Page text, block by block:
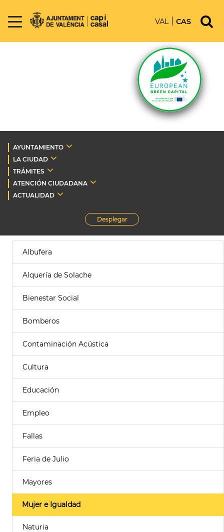
VAL CAS
AYUNTAMIENTO
LA CIUDAD
TRÁMITES
ATENCIÓN CIUDADANA
ACTUALIDAD
Desplegar
Albufera
Alquería de Solache
Bienestar Social
Bomberos
Contaminación Acústica
Cultura
Educación
Empleo
Fallas
Feria de Julio
Mayores
Mujer e Igualdad
Naturia